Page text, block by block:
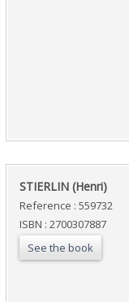
‎STIERLIN (Henri)‎
Reference : 559732
ISBN : 2700307887
See the book